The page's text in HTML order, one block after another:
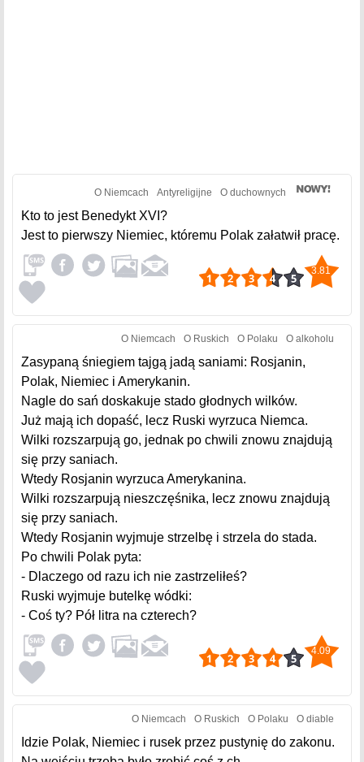
O Niemcach Antyreligijne O duchownych
Kto to jest Benedykt XVI?
Jest to pierwszy Niemiec, któremu Polak załatwił pracę.
3.81
O Niemcach O Ruskich O Polaku O alkoholu
Zasypaną śniegiem tajgą jadą saniami: Rosjanin,
Polak, Niemiec i Amerykanin.
Nagle do sań doskakuje stado głodnych wilków.
Już mają ich dopaść, lecz Ruski wyrzuca Niemca.
Wilki rozszarpują go, jednak po chwili znowu znajdują
się przy saniach.
Wtedy Rosjanin wyrzuca Amerykanina.
Wilki rozszarpują nieszczęśnika, lecz znowu znajdują
się przy saniach.
Wtedy Rosjanin wyjmuje strzelbę i strzela do stada.
Po chwili Polak pyta:
- Dlaczego od razu ich nie zastrzeliłeś?
Ruski wyjmuje butelkę wódki:
- Coś ty? Pół litra na czterech?
4.09
O Niemcach O Ruskich O Polaku O diable
Idzie Polak, Niemiec i rusek przez pustynię do zakonu.